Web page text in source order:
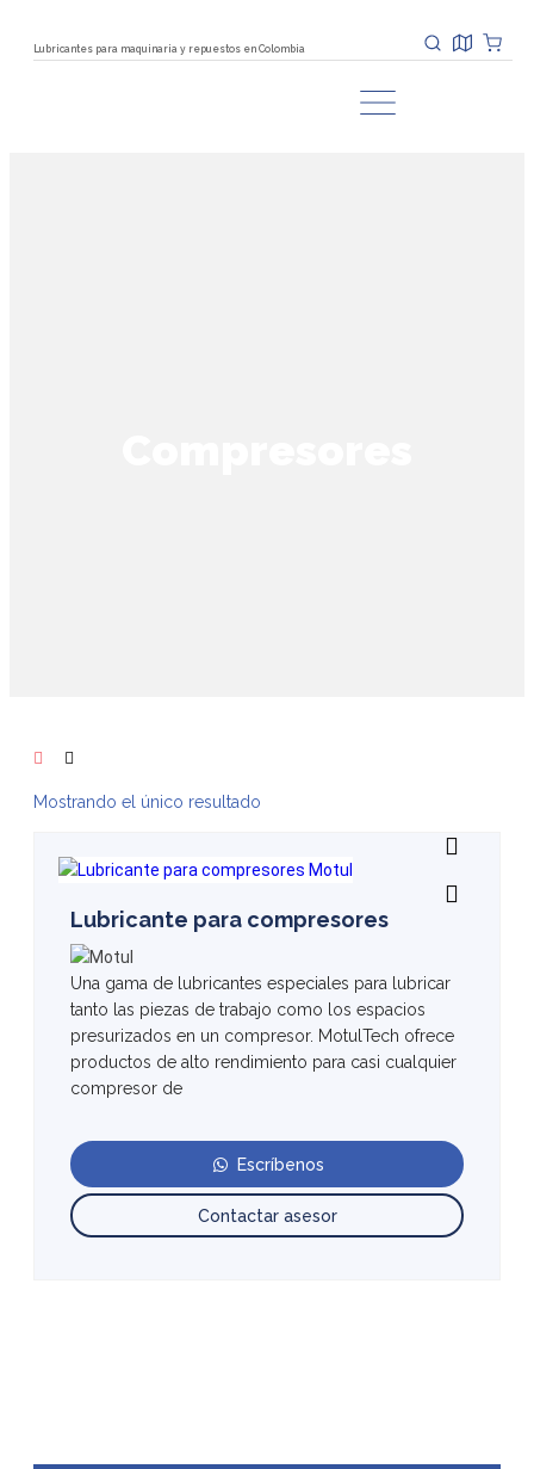
Lubricantes para maquinaria y repuestos en Colombia
Mostrando el único resultado
Lubricante para compresores
Una gama de lubricantes especiales para lubricar
tanto las piezas de trabajo como los espacios
presurizados en un compresor. MotulTech ofrece
productos de alto rendimiento para casi cualquier
compresor de
Escríbenos
Contactar asesor